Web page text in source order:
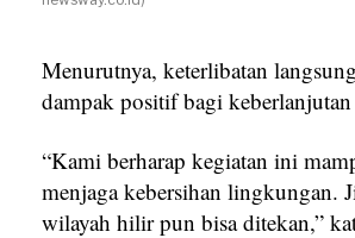
Menurutnya, keterlibatan
dampak positif bagi
“Kami berharap kegiatan ini
menjaga kebersihan lingkungan.
wilayah hilir pun bisa ditekan,”